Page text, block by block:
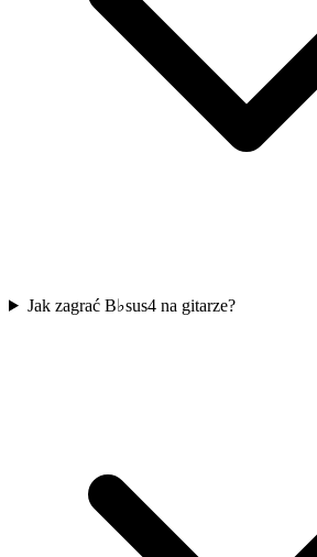
Jak zagrać B♭sus4 na gitarze?